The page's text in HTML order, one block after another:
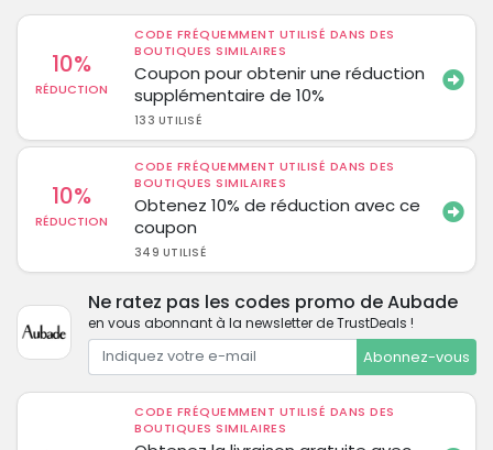
10%
RÉDUCTION
CODE FRÉQUEMMENT UTILISÉ DANS DES
BOUTIQUES SIMILAIRES
Coupon pour obtenir une réduction
supplémentaire de 10%
133 UTILISÉ
10%
RÉDUCTION
CODE FRÉQUEMMENT UTILISÉ DANS DES
BOUTIQUES SIMILAIRES
Obtenez 10% de réduction avec ce
coupon
349 UTILISÉ
Ne ratez pas les codes promo de Aubade
en vous abonnant à la newsletter de TrustDeals !
Abonnez-vous
CODE FRÉQUEMMENT UTILISÉ DANS DES
BOUTIQUES SIMILAIRES